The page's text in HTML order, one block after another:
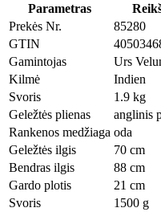
Parametras
Prekės Nr.
85280
GTIN
Gamintojas
Urs
Kilmė
Indien
Svoris
1.9 kg
Geležtės plienas
anglinis
Rankenos medžiaga oda
Geležtės ilgis
70 cm
Bendras ilgis
88 cm
Gardo plotis
21 cm
Svoris
1500 g